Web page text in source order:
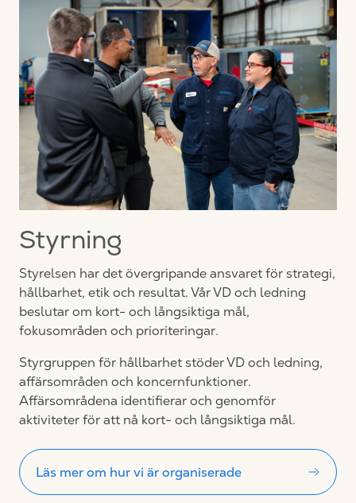
Styrning
Styrelsen har det övergripande ansvaret för strategi,
hållbarhet, etik och resultat. Vår VD och ledning
beslutar om kort- och långsiktiga mål,
fokusområden och prioriteringar.
Styrgruppen för hållbarhet stöder VD och ledning,
affärsområden och koncernfunktioner.
Affärsområdena identifierar och genomför
aktiviteter för att nå kort- och långsiktiga mål.
Läs mer om hur vi är organiserade